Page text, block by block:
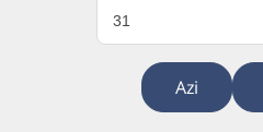
31
Azi